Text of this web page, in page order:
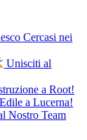
Cercasi nei
Unisciti al
a Root!
a Lucerna!
Nostro Team